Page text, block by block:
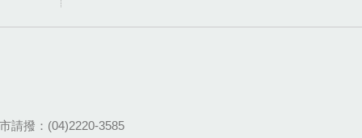
請撥：(04)2220-3585